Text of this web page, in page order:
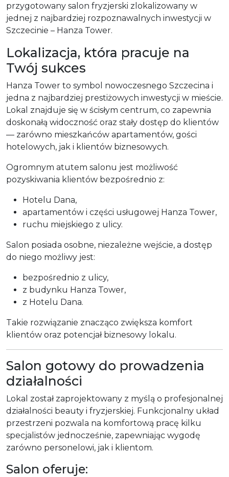
przygotowany salon fryzjerski zlokalizowany w
jednej z najbardziej rozpoznawalnych inwestycji w
Szczecinie – Hanza Tower.
Lokalizacja, która pracuje na
Twój sukces
Hanza Tower to symbol nowoczesnego Szczecina i
jedna z najbardziej prestiżowych inwestycji w mieście.
Lokal znajduje się w ścisłym centrum, co zapewnia
doskonałą widoczność oraz stały dostęp do klientów
— zarówno mieszkańców apartamentów, gości
hotelowych, jak i klientów biznesowych.
Ogromnym atutem salonu jest możliwość
pozyskiwania klientów bezpośrednio z:
Hotelu Dana,
apartamentów i części usługowej Hanza Tower,
ruchu miejskiego z ulicy.
Salon posiada osobne, niezależne wejście, a dostęp
do niego możliwy jest:
bezpośrednio z ulicy,
z budynku Hanza Tower,
z Hotelu Dana.
Takie rozwiązanie znacząco zwiększa komfort
klientów oraz potencjał biznesowy lokalu.
Salon gotowy do prowadzenia
działalności
Lokal został zaprojektowany z myślą o profesjonalnej
działalności beauty i fryzjerskiej. Funkcjonalny układ
przestrzeni pozwala na komfortową pracę kilku
specjalistów jednocześnie, zapewniając wygodę
zarówno personelowi, jak i klientom.
Salon oferuje: